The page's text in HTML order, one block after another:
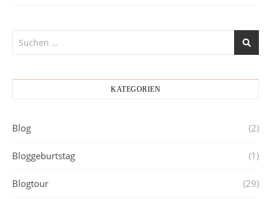
KATEGORIEN
Blog (2)
Bloggeburtstag (1)
Blogtour (29)